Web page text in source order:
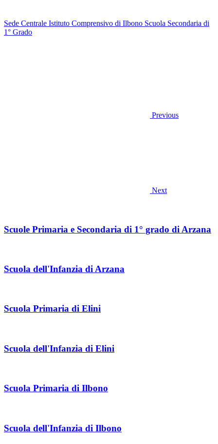
Sede Centrale Istituto Comprensivo di Ilbono Scuola Secondaria di
1° Grado
Previous
Next
Scuole Primaria e Secondaria di 1° grado di Arzana
Scuola dell'Infanzia di Arzana
Scuola Primaria di Elini
Scuola dell'Infanzia di Elini
Scuola Primaria di Ilbono
Scuola dell'Infanzia di Ilbono